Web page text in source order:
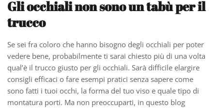
Gli occhiali non sono un tabù per il
trucco
Se sei fra coloro che hanno bisogno degli occhiali per poter
vedere bene, probabilmente ti sarai chiesto più di una volta
qual’è il trucco giusto per gli occhiali. Sarà difficile elargire
consigli efficaci o fare esempi pratici senza sapere come
sono fatti i tuoi occhi, la forma del tuo viso e quale tipo di
montatura porti. Ma non preoccuparti, in questo blog